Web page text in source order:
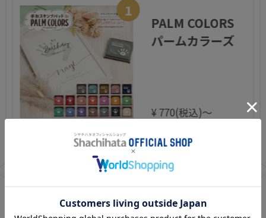
1
PALM COLORS
パームカラーズ
¥ 770(税込)～
カートに入れる
2
ぺたっち 犬猫用